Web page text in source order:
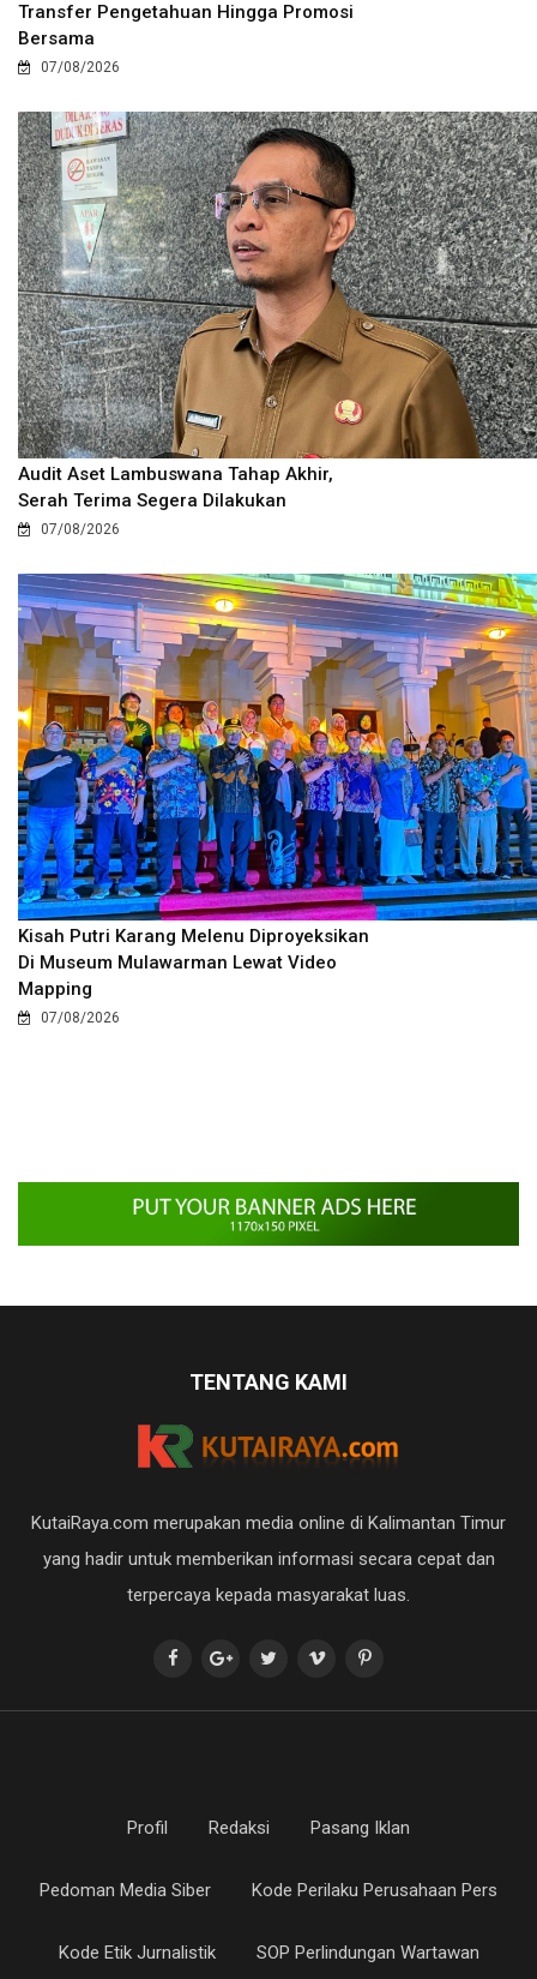
Transfer Pengetahuan Hingga Promosi
Bersama
07/08/2026
Audit Aset Lambuswana Tahap Akhir,
Serah Terima Segera Dilakukan
07/08/2026
Kisah Putri Karang Melenu Diproyeksikan
Di Museum Mulawarman Lewat Video
Mapping
07/08/2026
TENTANG KAMI
KutaiRaya.com merupakan media online di Kalimantan Timur
yang hadir untuk memberikan informasi secara cepat dan
terpercaya kepada masyarakat luas.
Profil Redaksi Pasang Iklan
Pedoman Media Siber Kode Perilaku Perusahaan Pers
Kode Etik Jurnalistik SOP Perlindungan Wartawan